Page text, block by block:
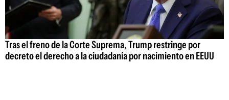
Tras el freno de la Corte Suprema, Trump restringe por
decreto el derecho a la ciudadanía por nacimiento en EEUU